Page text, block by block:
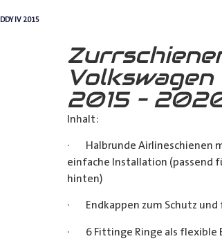
IV 2015
Volkswagen
2015 –
Inhalt:
· Halbrunde Airlineschienen
einfache Installation (passend
hinten)
· Endkappen zum Schutz und
· 6 Fittinge Ringe als flexible